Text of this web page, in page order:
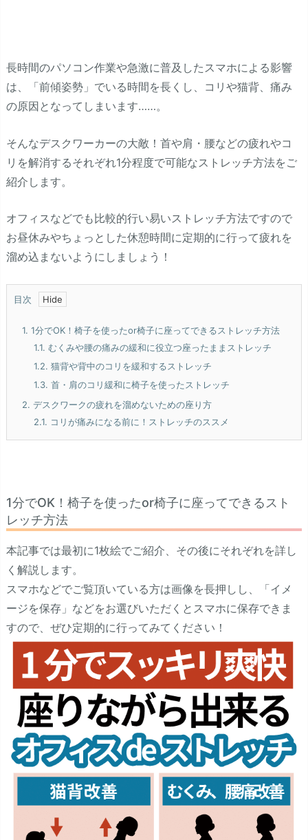
長時間のパソコン作業や急激に普及したスマホによる影響
は、「前傾姿勢」でいる時間を長くし、コリや猫背、痛み
の原因となってしまいます……。
そんなデスクワーカーの大敵！首や肩・腰などの疲れやコ
リを解消するそれぞれ1分程度で可能なストレッチ方法をご
紹介します。
オフィスなどでも比較的行い易いストレッチ方法ですので
お昼休みやちょっとした休憩時間に定期的に行って疲れを
溜め込まないようにしましょう！
目次
1. 1分でOK！椅子を使ったor椅子に座ってできるストレッチ方法
1.1. むくみや腰の痛みの緩和に役立つ座ったままストレッチ
1.2. 猫背や背中のコリを緩和するストレッチ
1.3. 首・肩のコリ緩和に椅子を使ったストレッチ
2. デスクワークの疲れを溜めないための座り方
2.1. コリが痛みになる前に！ストレッチのススメ
1分でOK！椅子を使ったor椅子に座ってできるスト
レッチ方法
本記事では最初に1枚絵でご紹介、その後にそれぞれを詳し
く解説します。
スマホなどでご覧頂いている方は画像を長押しし、「イメ
ージを保存」などをお選びいただくとスマホに保存できま
すので、ぜひ定期的に行ってみてください！